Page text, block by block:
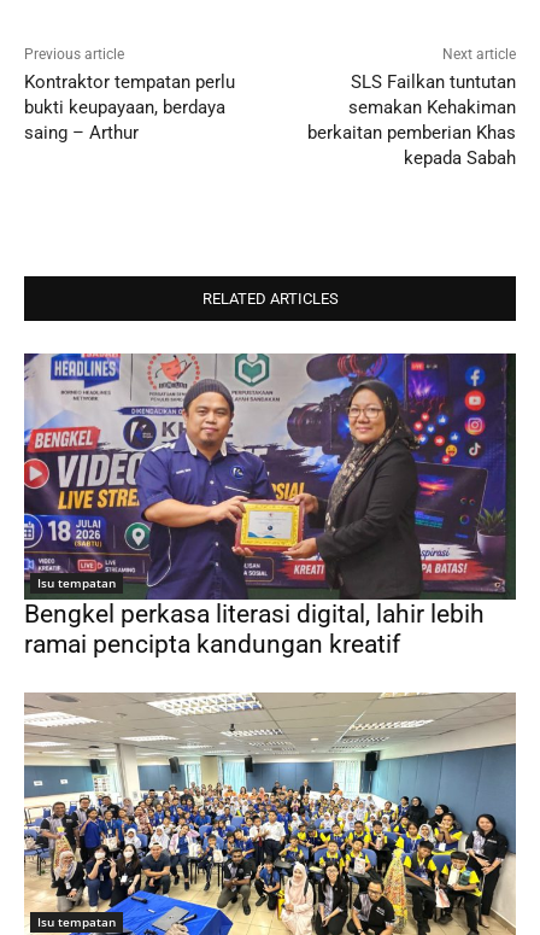
Previous article
Kontraktor tempatan perlu
bukti keupayaan, berdaya
saing – Arthur
Next article
SLS Failkan tuntutan
semakan Kehakiman
berkaitan pemberian Khas
kepada Sabah
RELATED ARTICLES
Isu tempatan
Bengkel perkasa literasi digital, lahir lebih
ramai pencipta kandungan kreatif
Isu tempatan